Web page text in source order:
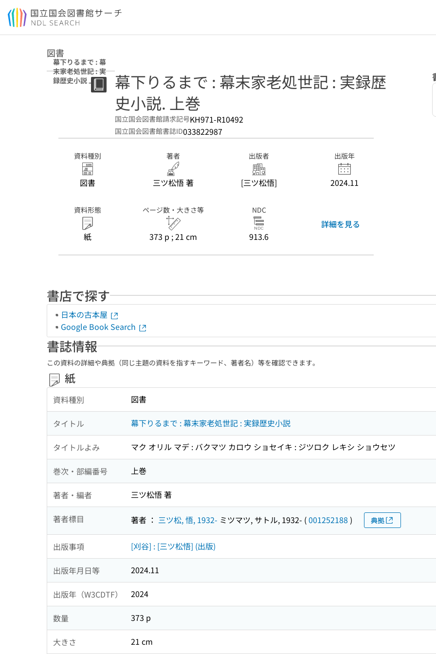
本文へ移動
図書
幕下りるまで : 幕
末家老処世記 : 実
録歴史小説 上巻
幕下りるまで : 幕末家老処世記 : 実録歴
史小説. 上巻
国立国会図書館請求記号KH971-R10492
国立国会図書館書誌ID033822987
資料種別
図書
著者
三ツ松悟 著
出版者
[三ツ松悟]
出版年
2024.11
資料形態
紙
ページ数・大きさ等
373 p ; 21 cm
NDC
913.6
詳細を見る
書店で探す
日本の古本屋
Google Book Search
書誌情報
この資料の詳細や典拠（同じ主題の資料を指すキーワード、著者名）等を確認できます。
紙
資料種別 図書
タイトル 幕下りるまで : 幕末家老処世記 : 実録歴史小説
タイトルよみ マク オリル マデ : バクマツ カロウ ショセイキ : ジツロク レキシ ショウセツ
巻次・部編番号 上巻
著者・編者 三ツ松悟 著
著者標目 著者 ： 三ツ松, 悟, 1932- ミツマツ, サトル, 1932- (001252188 ) 典拠
出版事項 [刈谷] : [三ツ松悟] (出版)
出版年月日等 2024.11
出版年（W3CDTF） 2024
数量 373 p
大きさ 21 cm